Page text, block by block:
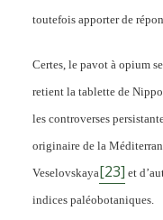
Le
toutefois apporter de
Certes, le pavot à opium
retient la tablette de
les controverses
originaire de la
Veselovskaya[23] et
indices paléobotaniques.